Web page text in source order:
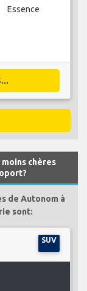
Essence
chères
de Autonom à
sont:
SUV